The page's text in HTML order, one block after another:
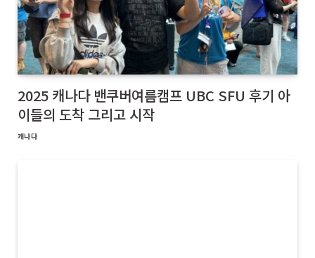
2025 캐나다 밴쿠버여름캠프 UBC SFU 후기 아
이들의 도착 그리고 시작
캐나다